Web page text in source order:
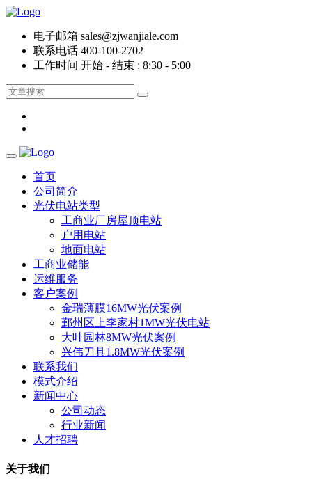
电子邮箱 sales@zjwanjiale.com
联系电话 400-100-2702
工作时间 开始 - 结束 : 8:30 - 5:00
首页
公司简介
光伏电站类型
工商业厂房屋顶电站
户用电站
地面电站
工商业储能
运维服务
客户案例
金瑞薄膜16MW光伏案例
鄞州区上李家村1MW光伏电站
大叶园林8MW光伏案例
兴伟刀具1.8MW光伏案例
联系我们
模式介绍
新闻中心
公司动态
行业新闻
人才招聘
关于我们